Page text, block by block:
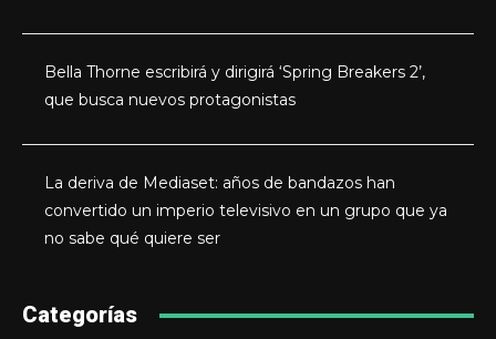
Bella Thorne escribirá y dirigirá ‘Spring Breakers 2’,
que busca nuevos protagonistas
La deriva de Mediaset: años de bandazos han
convertido un imperio televisivo en un grupo que ya
no sabe qué quiere ser
Categorías